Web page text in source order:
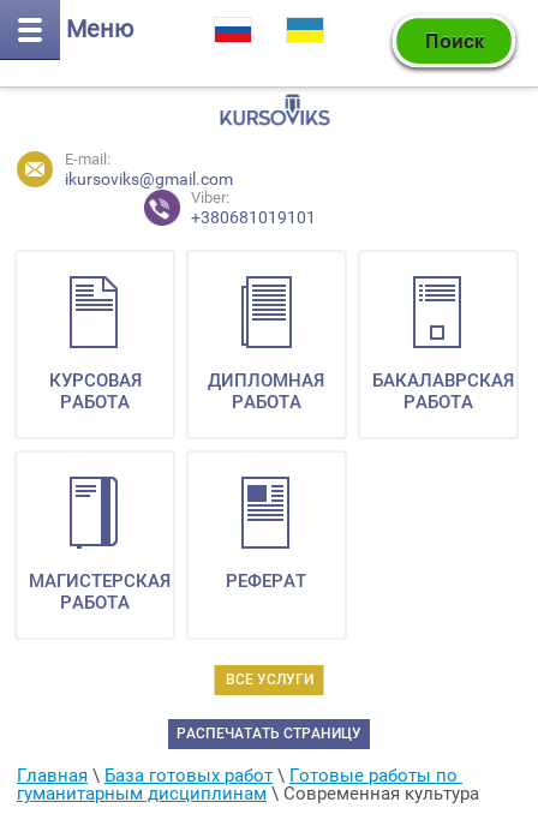
Меню
E-mail:
ikursoviks@gmail.com
Viber:
+380681019101
ВСЕ УСЛУГИ
КУРСОВАЯ
РАБОТА
ДИПЛОМНАЯ
РАБОТА
БАКАЛАВРСКАЯ
РАБОТА
МАГИСТЕРСКАЯ
РАБОТА
РЕФЕРАТ
РАСПЕЧАТАТЬ СТРАНИЦУ
Главная \ База готовых работ \ Готовые работы по
гуманитарным дисциплинам \ Современная культура